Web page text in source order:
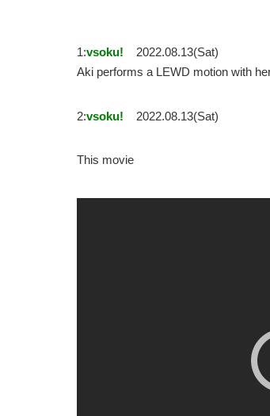
1:vsoku!
2022.08.13(Sat)
Aki performs a LEWD motion with
2:vsoku! 2022.08.13(Sat)
This movie